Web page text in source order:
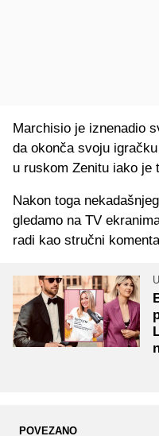
Marchisio je iznenadio
da okonča svoju
u ruskom Zenitu iako je
Nakon toga
gledamo na TV
radi kao stručni
POVEZANO